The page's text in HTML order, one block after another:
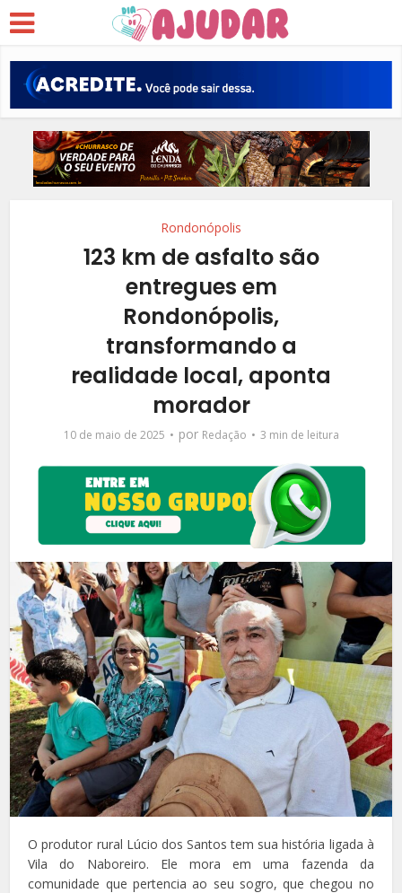
Rondonópolis
123 km de asfalto são
entregues em
Rondonópolis,
transformando a
realidade local, aponta
morador
10 de maio de 2025 por Redação 3 min de leitura
O produtor rural Lúcio dos Santos tem sua história ligada à
Vila do Naboreiro. Ele mora em uma fazenda da
comunidade que pertencia ao seu sogro, que chegou no